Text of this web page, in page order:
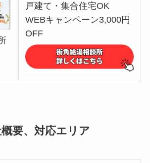
戸建て・集合住宅OK
WEBキャンペーン3,000円
OFF
要、対応エリア